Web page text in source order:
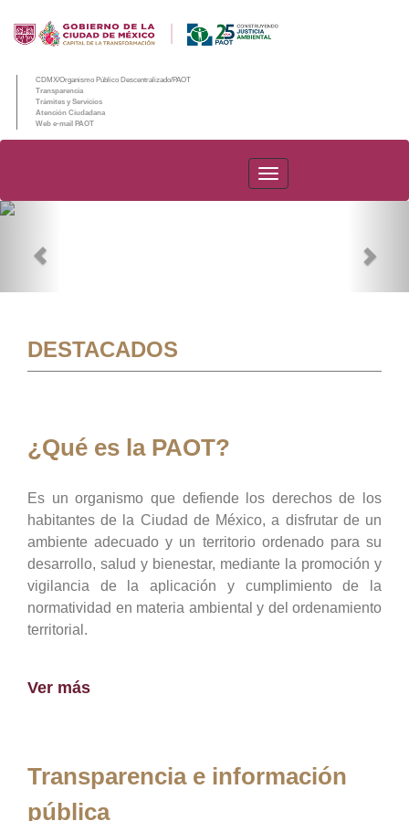
CDMX/Organismo Público Descentralizado/PAOT
Transparencia
Trámites y Servicios
Atención Ciudadana
Web e-mail PAOT
PAOT
DESTACADOS
¿Qué es la PAOT?
Es un organismo que defiende los derechos de los
habitantes de la Ciudad de México, a disfrutar de un
ambiente adecuado y un territorio ordenado para su
desarrollo, salud y bienestar, mediante la promoción y
vigilancia de la aplicación y cumplimiento de la
normatividad en materia ambiental y del ordenamiento
territorial.
Ver más
Transparencia e información
pública